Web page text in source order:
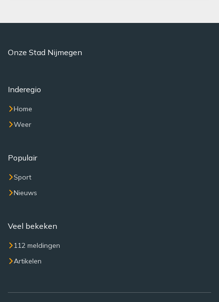
Onze Stad Nijmegen
Inderegio
Home
Weer
Populair
Sport
Nieuws
Veel bekeken
112 meldingen
Artikelen